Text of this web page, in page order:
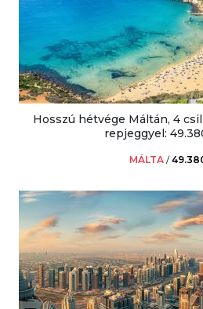
Hosszú hétvége Máltán, 4
repjeggyel:
MÁLTA /